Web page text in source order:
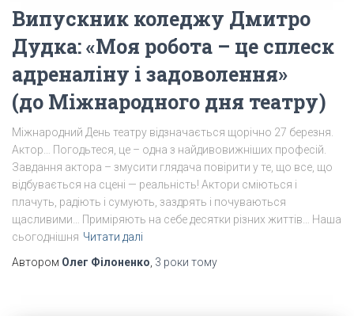
Випускник коледжу Дмитро
Дудка: «Моя робота – це сплеск
адреналіну і задоволення»
(до Міжнародного дня театру)
Міжнародний День театру відзначається щорічно 27 березня.
Актор… Погодьтеся, це – одна з найдивовижніших професій.
Завдання актора – змусити глядача повірити у те, що все, що
відбувається на сцені — реальність! Актори сміються і
плачуть, радіють і сумують, заздрять і почуваються
щасливими… Приміряють на себе десятки різних життів… Наша
сьогоднішня Читати далі
Автором Олег Філоненко, 3 роки тому